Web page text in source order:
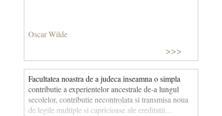
Oscar Wilde
>>>
Facultatea noastra de a judeca inseamna o simpla
contributie a experientelor ancestrale de-a lungul
secolelor, contributie necontrolata si transmisa noua
de legile multiple si capricioase ale ereditatii…